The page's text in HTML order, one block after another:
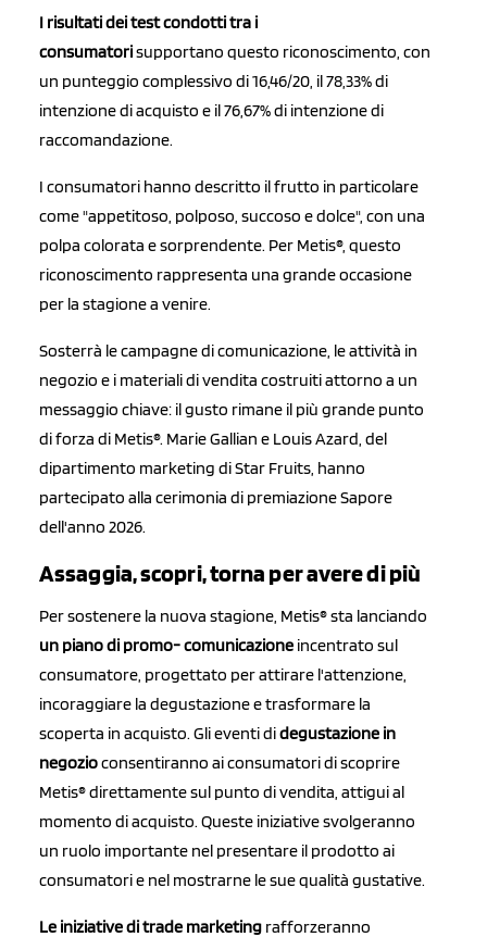
I risultati dei test condotti tra i
consumatorisupportano questo riconoscimento, con
un punteggio complessivo di 16,46/20, il 78,33% di
intenzione di acquisto e il 76,67% di intenzione di
raccomandazione.
I consumatori hanno descritto il frutto in particolare
come "appetitoso, polposo, succoso e dolce", con una
polpa colorata e sorprendente. Per Metis®, questo
riconoscimento rappresenta una grande occasione
per la stagione a venire.
Sosterrà le campagne di comunicazione, le attività in
negozio e i materiali di vendita costruiti attorno a un
messaggio chiave: il gusto rimane il più grande punto
di forza di Metis®. Marie Gallian e Louis Azard, del
dipartimento marketing di Star Fruits, hanno
partecipato alla cerimonia di premiazione Sapore
dell'anno 2026.
Assaggia, scopri, torna per avere di più
Per sostenere la nuova stagione, Metis® sta lanciando
un piano di promo- comunicazione incentrato sul
consumatore, progettato per attirare l'attenzione,
incoraggiare la degustazione e trasformare la
scoperta in acquisto. Gli eventi didegustazione in
negozioconsentiranno ai consumatori di scoprire
Metis® direttamente sul punto di vendita, attigui al
momento di acquisto. Queste iniziative svolgeranno
un ruolo importante nel presentare il prodotto ai
consumatori e nel mostrarne le sue qualità gustative.
Le iniziative di trade marketing rafforzeranno